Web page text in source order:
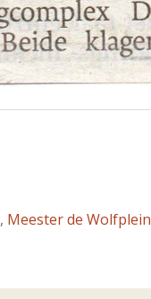
, Meester de Wolfplein